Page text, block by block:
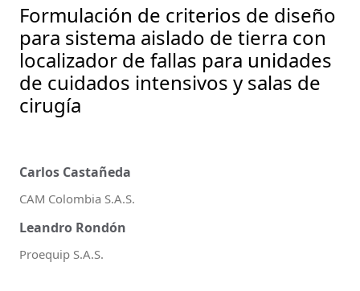
Formulación de criterios de diseño
para sistema aislado de tierra con
localizador de fallas para unidades
de cuidados intensivos y salas de
cirugía
Carlos Castañeda
CAM Colombia S.A.S.
Leandro Rondón
Proequip S.A.S.